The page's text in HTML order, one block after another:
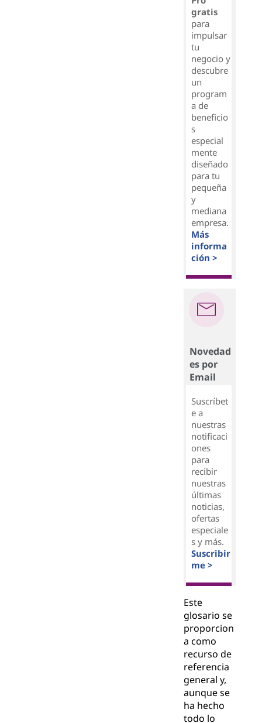
gratis
para
impulsar
tu
negocio y
descubre
un
program
a de
beneficio
s
especial
mente
diseñado
para tu
pequeña
y
mediana
empresa.
Más
informa
ción >
Novedad
es por
Email
Suscríbet
e a
nuestras
notificaci
ones
para
recibir
nuestras
últimas
noticias,
ofertas
especiale
s y más.
Suscribir
me >
Este
glosario se
proporcion
a como
recurso de
referencia
general y,
aunque se
ha hecho
todo lo